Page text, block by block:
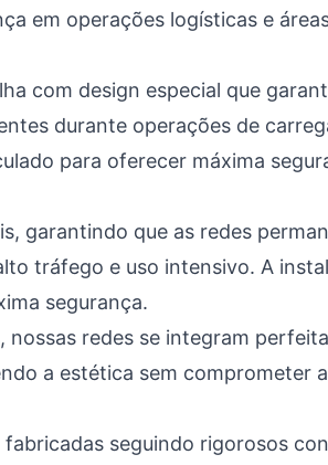
em operações logísticas e
com design especial que
durante operações de
para oferecer máxima
garantindo que as redes
tráfego e uso intensivo. A
segurança.
nossas redes se integram
a estética sem comprometer a
seguindo rigorosos